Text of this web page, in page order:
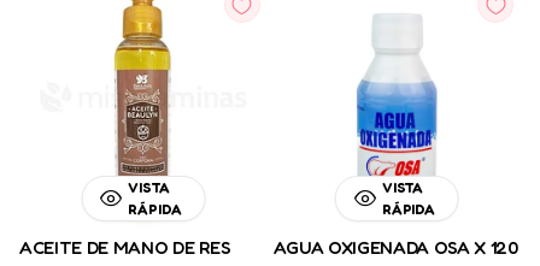
VISTA
RÁPIDA
ACEITE DE MANO DE RES
VISTA
RÁPIDA
AGUA OXIGENADA OSA X 120